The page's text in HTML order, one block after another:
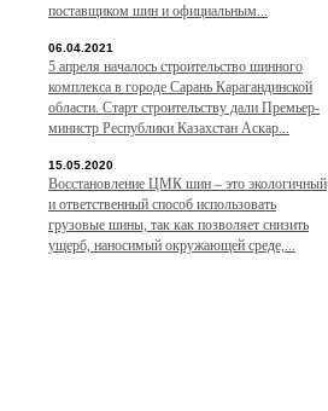
поставщиком шин и официальным...
06.04.2021
5 апреля началось строительство шинного
комплекса в городе Сарань Карагандинской
области. Старт строительству дали Премьер-
министр Республики Казахстан Аскар...
15.05.2020
Восстановление ЦМК шин – это экологичный
и ответственный способ использовать
грузовые шины, так как позволяет снизить
ущерб, наносимый окружающей среде,...